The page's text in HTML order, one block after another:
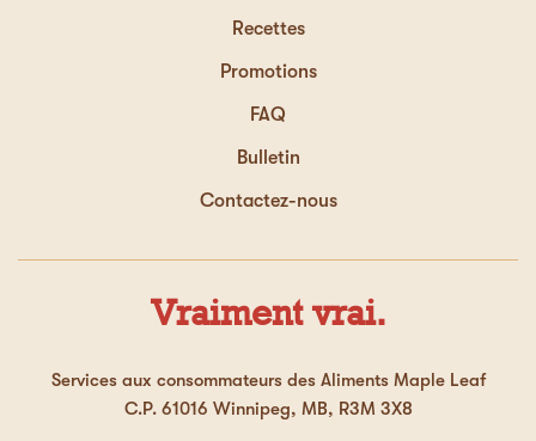
Recettes
Promotions
FAQ
Bulletin
Contactez-nous
Services aux consommateurs des Aliments Maple Leaf
C.P. 61016 Winnipeg, MB, R3M 3X8
Vraiment vrai.